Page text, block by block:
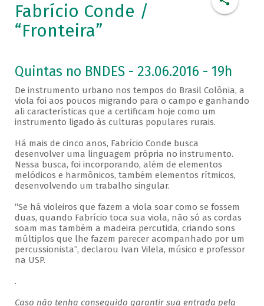
Fabrício Conde /
“Fronteira”
Quintas no BNDES - 23.06.2016 - 19h
De instrumento urbano nos tempos do Brasil Colônia, a
viola foi aos poucos migrando para o campo e ganhando
ali características que a certificam hoje como um
instrumento ligado às culturas populares rurais.
Há mais de cinco anos, Fabrício Conde busca
desenvolver uma linguagem própria no instrumento.
Nessa busca, foi incorporando, além de elementos
melódicos e harmônicos, também elementos rítmicos,
desenvolvendo um trabalho singular.
“Se há violeiros que fazem a viola soar como se fossem
duas, quando Fabrício toca sua viola, não só as cordas
soam mas também a madeira percutida, criando sons
múltiplos que lhe fazem parecer acompanhado por um
percussionista”, declarou Ivan Vilela, músico e professor
na USP.
.
Caso não tenha conseguido garantir sua entrada pela